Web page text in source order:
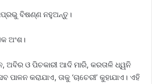
ବିଷଣ୍ଣ ନହୁଅନ୍ତୁ।
ଅଂଶ।
ଅବିର ଓ ପିଚକାରୀ ଆଦି ମାରି, କରତାଳି ଧ୍ୱନି
କରାଯାଏ, ତାକୁ ‘ଚାଚେରୀ’ କୁହାଯାଏ। ଏହି